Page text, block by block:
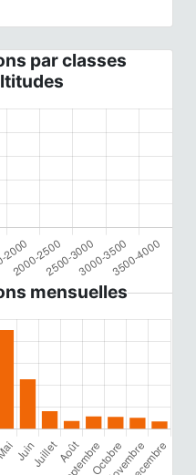
par classes
mensuelles